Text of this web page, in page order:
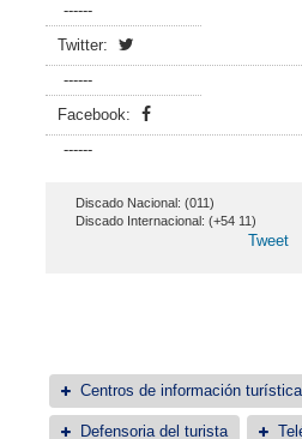
------
Twitter:
------
Facebook:
------
Discado Nacional: (011)
Discado Internacional: (+54 11)
Tweet
Centros de información turística
Defensoria del turista